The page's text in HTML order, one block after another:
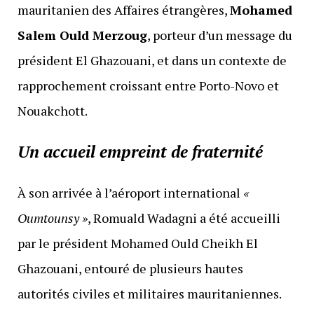
mauritanien des Affaires étrangères,Mohamed
Salem Ould Merzoug, porteur d’un message du
président El Ghazouani, et dans un contexte de
rapprochement croissant entre Porto-Novo et
Nouakchott.
Un accueil empreint de fraternité
À son arrivée à l’aéroport international «
Oumtounsy », Romuald Wadagni a été accueilli
par le président Mohamed Ould Cheikh El
Ghazouani, entouré de plusieurs hautes
autorités civiles et militaires mauritaniennes.